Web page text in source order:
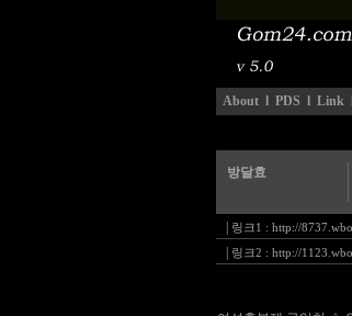
About l PDS l Link l
방달효
링크1 : http://
링크2 : http://